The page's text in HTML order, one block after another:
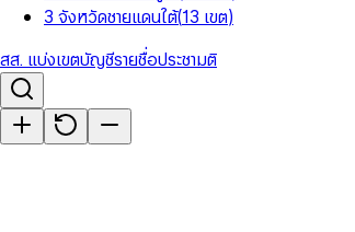
3 จังหวัดชายแดนใต้(13 เขต)
สส. แบ่งเขตบัญชีรายชื่อประชามติ